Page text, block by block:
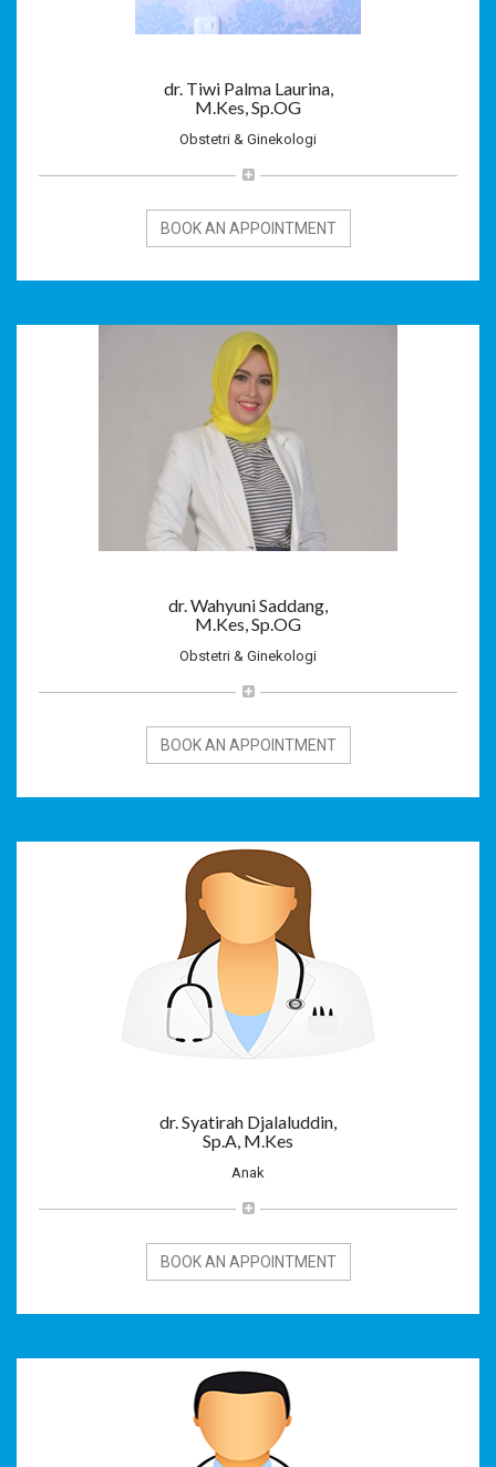
dr. Tiwi Palma Laurina,
M.Kes, Sp.OG
Obstetri & Ginekologi
BOOK AN APPOINTMENT
dr. Wahyuni Saddang,
M.Kes, Sp.OG
Obstetri & Ginekologi
BOOK AN APPOINTMENT
dr. Syatirah Djalaluddin,
Sp.A, M.Kes
Anak
BOOK AN APPOINTMENT